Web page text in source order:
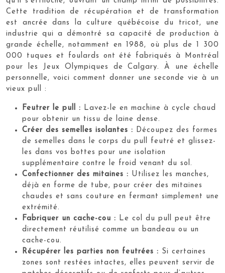
Cette tradition de récupération et de transformation
est ancrée dans la culture québécoise du tricot, une
industrie qui a démontré sa capacité de production à
grande échelle, notamment en 1988, où plus de 1 300
000 tuques et foulards ont été fabriqués à Montréal
pour les Jeux Olympiques de Calgary. À une échelle
personnelle, voici comment donner une seconde vie à un
vieux pull :
Feutrer le pull : Lavez-le en machine à cycle chaud
pour obtenir un tissu de laine dense.
Créer des semelles isolantes : Découpez des formes
de semelles dans le corps du pull feutré et glissez-
les dans vos bottes pour une isolation
supplémentaire contre le froid venant du sol.
Confectionner des mitaines : Utilisez les manches,
déjà en forme de tube, pour créer des mitaines
chaudes et sans couture en fermant simplement une
extrémité.
Fabriquer un cache-cou : Le col du pull peut être
directement réutilisé comme un bandeau ou un
cache-cou.
Récupérer les parties non feutrées : Si certaines
zones sont restées intactes, elles peuvent servir de